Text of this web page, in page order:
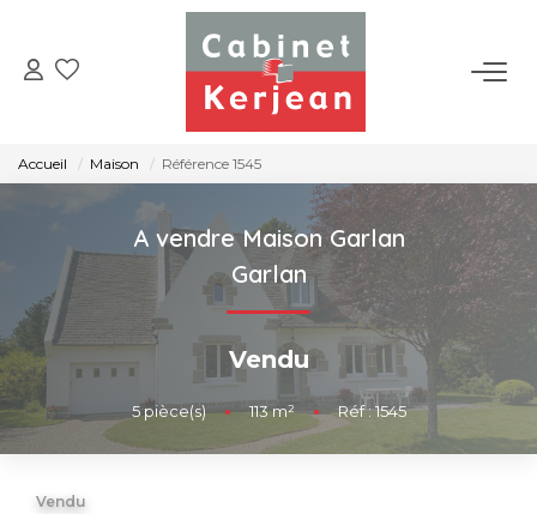
ACHETER
VENDRE
LOUER
NOS AGENCES
CONTACT
Accueil Maison Référence 1545
A vendre Maison Garlan
Garlan
Vendu
5pièce(s) • 113m² • Réf : 1545
Vendu